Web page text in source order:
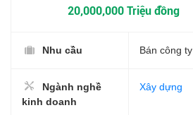
20,000,000 Triệu đồng
Nhu cầu Bán công ty
Ngành nghề
kinh doanh
Xây dựng